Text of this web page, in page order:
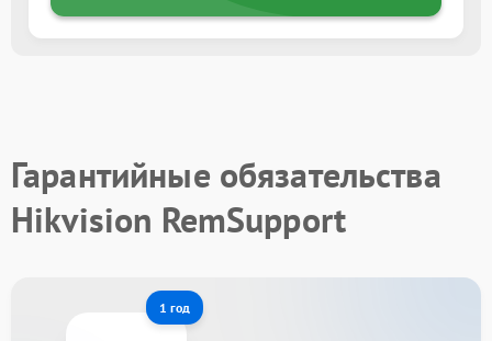
Гарантийные обязательства
Hikvision RemSupport
1 год